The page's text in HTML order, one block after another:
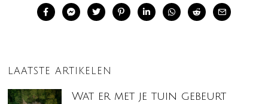
LAATSTE ARTIKELEN
Wat er met je tuin gebeurt